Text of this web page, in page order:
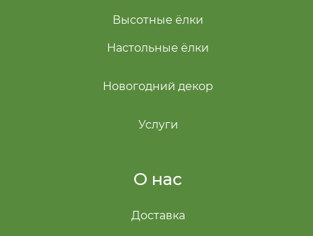
О нас
Доставка
Высотные ёлки
Настольные ёлки
Услуги
Новогодний декор